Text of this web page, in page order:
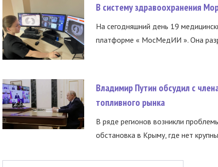
В систему здравоохранения
На сегодняшний день 19
платформе « МосМедИИ ». Она
Владимир Путин обсудил с
топливного рынка
В ряде регионов возникли
обстановка в Крыму, где нет